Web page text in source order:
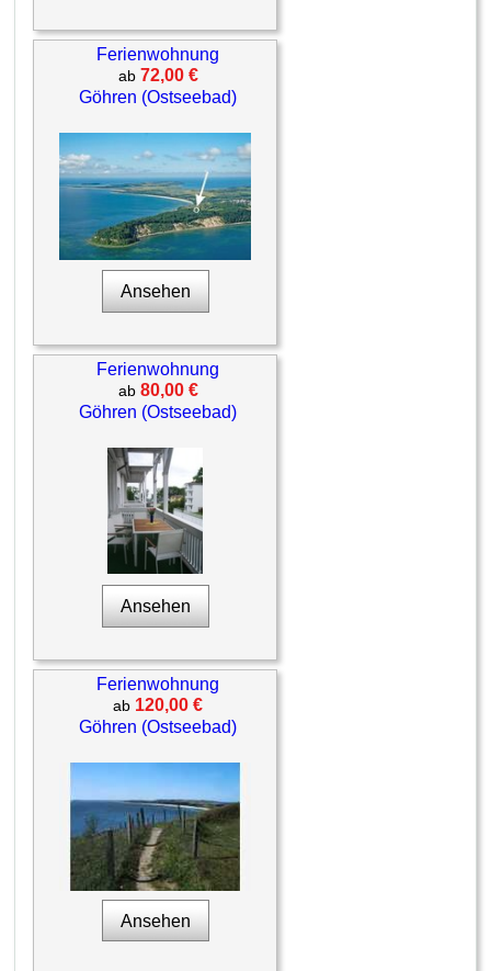
Ferienwohnung
ab 72,00 €
Göhren (Ostseebad)
Ansehen
Ferienwohnung
ab 80,00 €
Göhren (Ostseebad)
Ansehen
Ferienwohnung
ab 120,00 €
Göhren (Ostseebad)
Ansehen